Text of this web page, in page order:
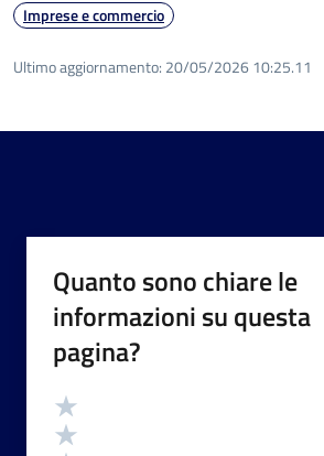
Imprese e commercio
Ultimo aggiornamento: 20/05/2026 10:25.11
Quanto sono chiare le
informazioni su questa
pagina?
Valutazione